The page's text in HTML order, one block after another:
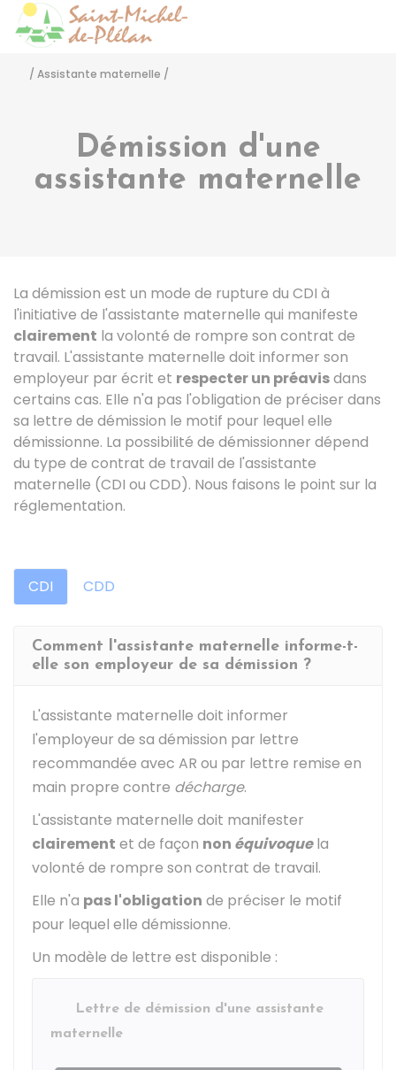
/ Assistante maternelle /
Démission d'une
assistante maternelle
La démission est un mode de rupture du CDI à
l'initiative de l'assistante maternelle qui manifeste
clairement la volonté de rompre son contrat de
travail. L'assistante maternelle doit informer son
employeur par écrit et respecter un préavisdans
certains cas. Elle n'a pas l'obligation de préciser dans
sa lettre de démission le motif pour lequel elle
démissionne. La possibilité de démissionner dépend
du type de contrat de travail de l'assistante
maternelle (CDI ou CDD). Nous faisons le point sur la
réglementation.
CDI CDD
Comment l'assistante maternelle informe-t-
elle son employeur de sa démission ?
L'assistante maternelle doit informer
l'employeur de sa démission par lettre
recommandée avec AR ou par lettre remise en
main propre contre décharge.
L'assistante maternelle doit manifester
clairement et de façon non équivoquela
volonté de rompre son contrat de travail.
Elle n'a pas l'obligation de préciser le motif
pour lequel elle démissionne.
Un modèle de lettre est disponible :
Lettre de démission d'une assistante
maternelle